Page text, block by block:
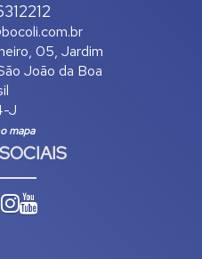
, 05, Jardim
João da Boa
J
mapa